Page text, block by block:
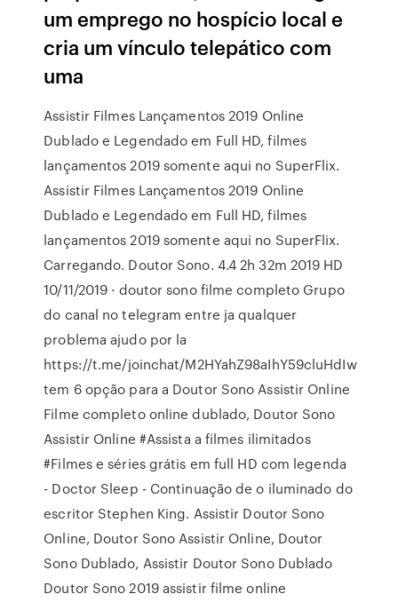
um emprego no hospício local e
cria um vínculo telepático com
uma
Assistir Filmes Lançamentos 2019 Online
Dublado e Legendado em Full HD, filmes
lançamentos 2019 somente aqui no SuperFlix.
Assistir Filmes Lançamentos 2019 Online
Dublado e Legendado em Full HD, filmes
lançamentos 2019 somente aqui no SuperFlix.
Carregando. Doutor Sono. 4.4 2h 32m 2019 HD
10/11/2019 · doutor sono filme completo Grupo
do canal no telegram entre ja qualquer
problema ajudo por la
https://t.me/joinchat/M2HYahZ98aIhY59cluHdIw
tem 6 opção para a Doutor Sono Assistir Online
Filme completo online dublado, Doutor Sono
Assistir Online #Assista a filmes ilimitados
#Filmes e séries grátis em full HD com legenda
- Doctor Sleep - Continuação de o iluminado do
escritor Stephen King. Assistir Doutor Sono
Online, Doutor Sono Assistir Online, Doutor
Sono Dublado, Assistir Doutor Sono Dublado
Doutor Sono 2019 assistir filme online